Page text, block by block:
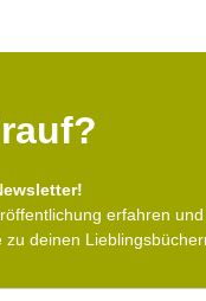
erfahren und
deinen